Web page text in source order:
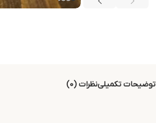
توضیحات تکمیلینظرات (0)